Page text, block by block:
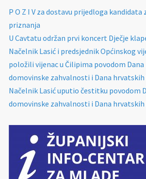
P O Z I V za dostavu prijedloga kandidata
priznanja
U Cavtatu održan prvi koncert Dječje
Načelnik Lasić i predsjednik Općinskog
položili vijenac u Čilipima povodom Dana
domovinske zahvalnosti i Dana
Načelnik Lasić uputio čestitku povodom
domovinske zahvalnosti i Dana